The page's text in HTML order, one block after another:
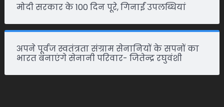
मोदी सरकार के 100 दिन पूरे, गिनाईं उपलब्धियां
अपने पूर्वज स्वतंत्रता संग्राम सेनानियों के सपनों का
भारत बनाएंगे सेनानी परिवार- जितेन्द्र रघुवंशी